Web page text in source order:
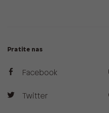
Pratite nas
Facebook
Twitter